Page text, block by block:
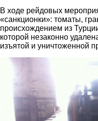
В ходе рейдовых
«санкционки»: томаты,
происхождением из
которой незаконно
изъятой и уничтоженной